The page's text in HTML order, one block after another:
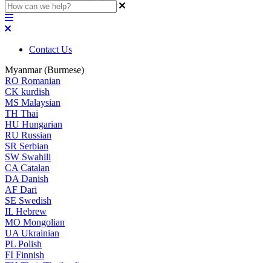
Contact Us
Myanmar (Burmese)
RO Romanian
CK kurdish
MS Malaysian
TH Thai
HU Hungarian
RU Russian
SR Serbian
SW Swahili
CA Catalan
DA Danish
AF Dari
SE Swedish
IL Hebrew
MO Mongolian
UA Ukrainian
PL Polish
FI Finnish